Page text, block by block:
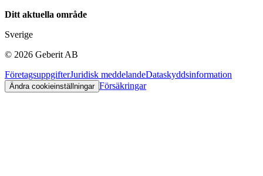
Ditt aktuella område
Sverige
© 2026 Geberit AB
FöretagsuppgifterJuridisk meddelandeDataskyddsinformation
Ändra cookieinställningar Försäkringar